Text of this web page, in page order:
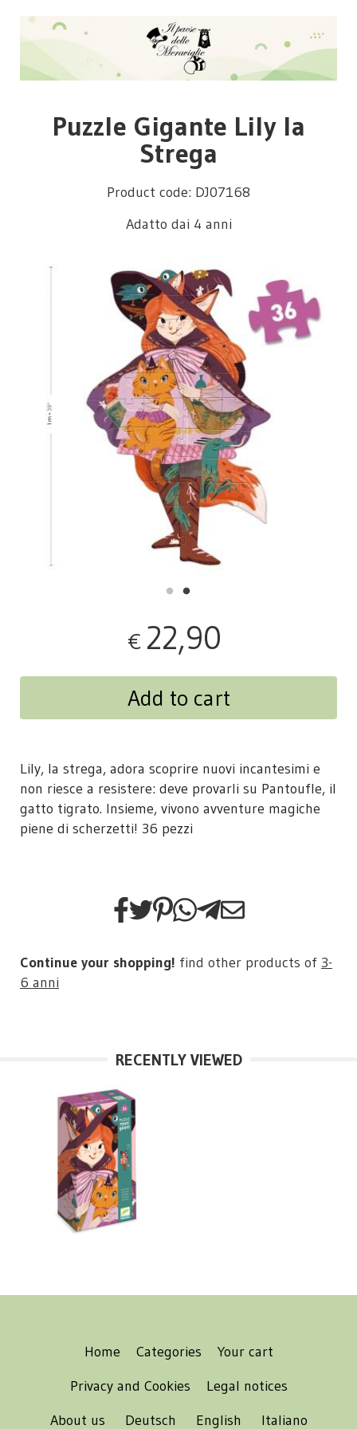
Puzzle Gigante Lily la
Strega
Product code: DJ07168
Adatto dai 4 anni
€ 22,90
Add to cart
Lily, la strega, adora scoprire nuovi incantesimi e
non riesce a resistere: deve provarli su Pantoufle, il
gatto tigrato. Insieme, vivono avventure magiche
piene di scherzetti! 36 pezzi
Continue your shopping! find other products of 3-
6 anni
RECENTLY VIEWED
Home Categories
Your cart
Privacy and Cookies
Legal notices
About us
Deutsch English Italiano